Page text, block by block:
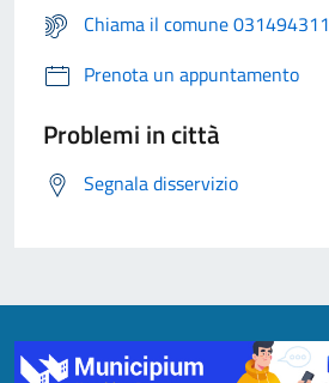
Chiama il comune 031494311
Prenota un appuntamento
Problemi in città
Segnala disservizio